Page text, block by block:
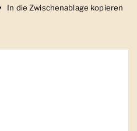
In die Zwischenablage kopieren